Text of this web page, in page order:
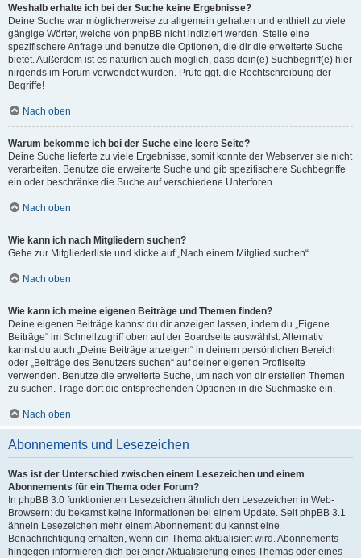
Weshalb erhalte ich bei der Suche keine Ergebnisse?
Deine Suche war möglicherweise zu allgemein gehalten und enthielt zu viele
gängige Wörter, welche von phpBB nicht indiziert werden. Stelle eine
spezifischere Anfrage und benutze die Optionen, die dir die erweiterte Suche
bietet. Außerdem ist es natürlich auch möglich, dass dein(e) Suchbegriff(e) hier
nirgends im Forum verwendet wurden. Prüfe ggf. die Rechtschreibung der
Begriffe!
Nach oben
Warum bekomme ich bei der Suche eine leere Seite?
Deine Suche lieferte zu viele Ergebnisse, somit konnte der Webserver sie nicht
verarbeiten. Benutze die erweiterte Suche und gib spezifischere Suchbegriffe
ein oder beschränke die Suche auf verschiedene Unterforen.
Nach oben
Wie kann ich nach Mitgliedern suchen?
Gehe zur Mitgliederliste und klicke auf „Nach einem Mitglied suchen“.
Nach oben
Wie kann ich meine eigenen Beiträge und Themen finden?
Deine eigenen Beiträge kannst du dir anzeigen lassen, indem du „Eigene
Beiträge“ im Schnellzugriff oben auf der Boardseite auswählst. Alternativ
kannst du auch „Deine Beiträge anzeigen“ in deinem persönlichen Bereich
oder „Beiträge des Benutzers suchen“ auf deiner eigenen Profilseite
verwenden. Benutze die erweiterte Suche, um nach von dir erstellen Themen
zu suchen. Trage dort die entsprechenden Optionen in die Suchmaske ein.
Nach oben
Abonnements und Lesezeichen
Was ist der Unterschied zwischen einem Lesezeichen und einem
Abonnements für ein Thema oder Forum?
In phpBB 3.0 funktionierten Lesezeichen ähnlich den Lesezeichen in Web-
Browsern: du bekamst keine Informationen bei einem Update. Seit phpBB 3.1
ähneln Lesezeichen mehr einem Abonnement: du kannst eine
Benachrichtigung erhalten, wenn ein Thema aktualisiert wird. Abonnements
hingegen informieren dich bei einer Aktualisierung eines Themas oder eines